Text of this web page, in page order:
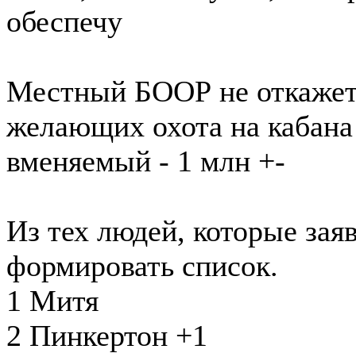
обеспечу
Местный БООР не
желающих охота на
вменяемый - 1 млн +-
Из тех людей, которые
формировать список.
1 Митя
2 Пинкертон +1